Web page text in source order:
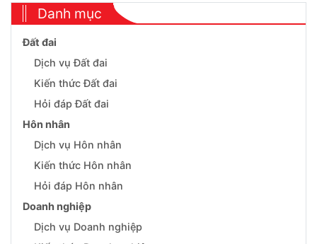
Danh mục
Đất đai
Dịch vụ Đất đai
Kiến thức Đất đai
Hỏi đáp Đất đai
Hôn nhân
Dịch vụ Hôn nhân
Kiến thức Hôn nhân
Hỏi đáp Hôn nhân
Doanh nghiệp
Dịch vụ Doanh nghiệp